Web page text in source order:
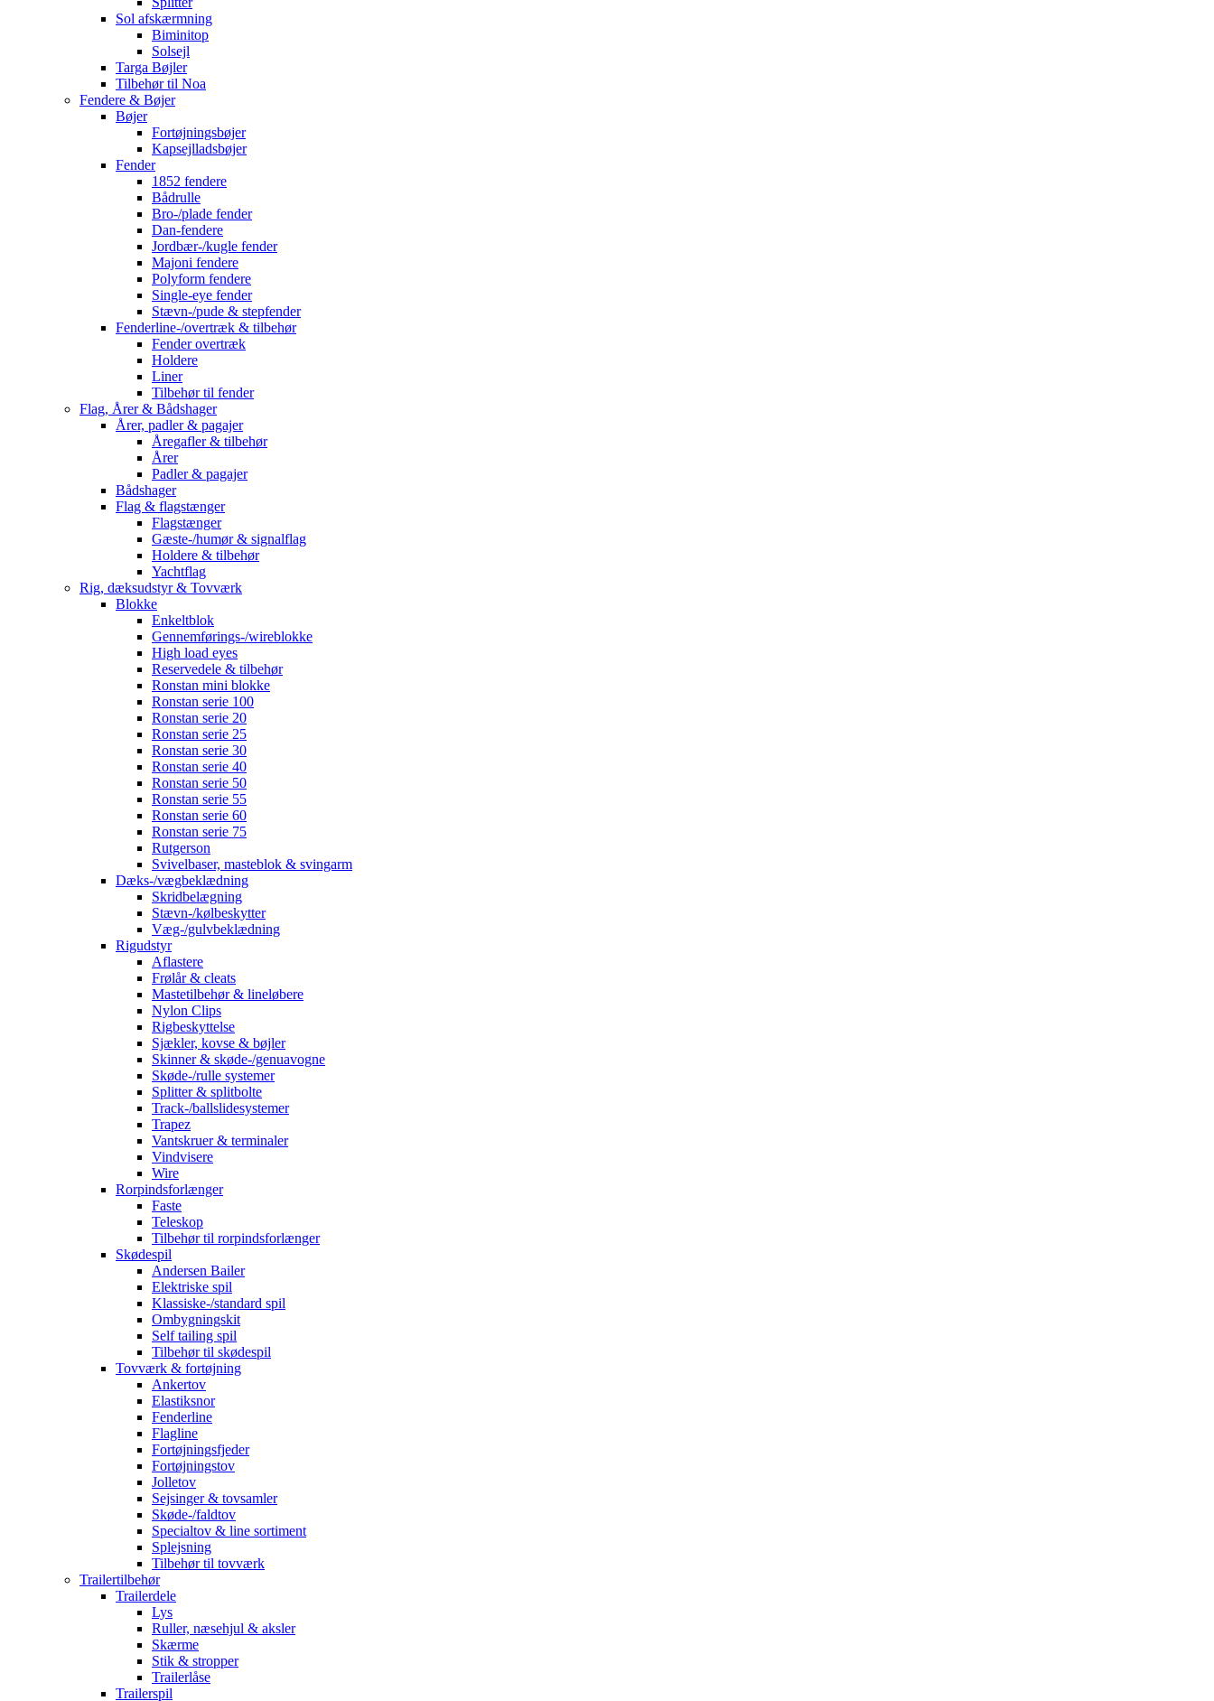
Sol afskærmning
Biminitop
Solsejl
Targa Bøjler
Tilbehør til Noa
Fendere & Bøjer
Bøjer
Fortøjningsbøjer
Kapsejlladsbøjer
Fender
1852 fendere
Bådrulle
Bro-/plade fender
Dan-fendere
Jordbær-/kugle fender
Majoni fendere
Polyform fendere
Single-eye fender
Stævn-/pude & stepfender
Fenderline-/overtræk & tilbehør
Fender overtræk
Holdere
Liner
Tilbehør til fender
Flag, Årer & Bådshager
Årer, padler & pagajer
Åregafler & tilbehør
Årer
Padler & pagajer
Bådshager
Flag & flagstænger
Flagstænger
Gæste-/humør & signalflag
Holdere & tilbehør
Yachtflag
Rig, dæksudstyr & Tovværk
Blokke
Enkeltblok
Gennemførings-/wireblokke
High load eyes
Reservedele & tilbehør
Ronstan mini blokke
Ronstan serie 100
Ronstan serie 20
Ronstan serie 25
Ronstan serie 30
Ronstan serie 40
Ronstan serie 50
Ronstan serie 55
Ronstan serie 60
Ronstan serie 75
Rutgerson
Svivelbaser, masteblok & svingarm
Dæks-/vægbeklædning
Skridbelægning
Stævn-/kølbeskytter
Væg-/gulvbeklædning
Rigudstyr
Aflastere
Frølår & cleats
Mastetilbehør & lineløbere
Nylon Clips
Rigbeskyttelse
Sjækler, kovse & bøjler
Skinner & skøde-/genuavogne
Skøde-/rulle systemer
Splitter & splitbolte
Track-/ballslidesystemer
Trapez
Vantskruer & terminaler
Vindvisere
Wire
Rorpindsforlænger
Faste
Teleskop
Tilbehør til rorpindsforlænger
Skødespil
Andersen Bailer
Elektriske spil
Klassiske-/standard spil
Ombygningskit
Self tailing spil
Tilbehør til skødespil
Tovværk & fortøjning
Ankertov
Elastiksnor
Fenderline
Flagline
Fortøjningsfjeder
Fortøjningstov
Jolletov
Sejsinger & tovsamler
Skøde-/faldtov
Specialtov & line sortiment
Splejsning
Tilbehør til tovværk
Trailertilbehør
Trailerdele
Lys
Ruller, næsehjul & aksler
Skærme
Stik & stropper
Trailerlåse
Trailerspil